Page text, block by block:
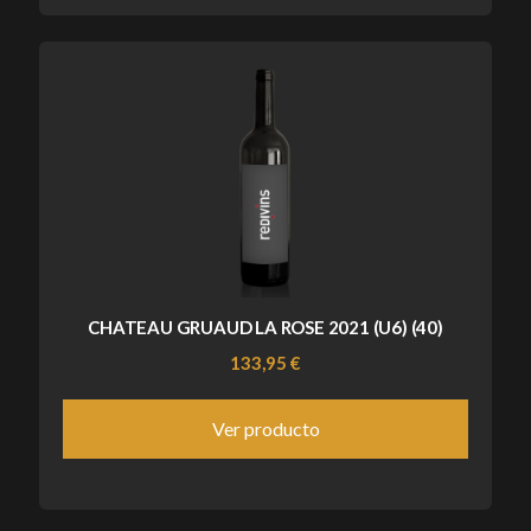
CHATEAU GRUAUD LA ROSE 2021 (U6) (40)
133,95 €
Ver producto